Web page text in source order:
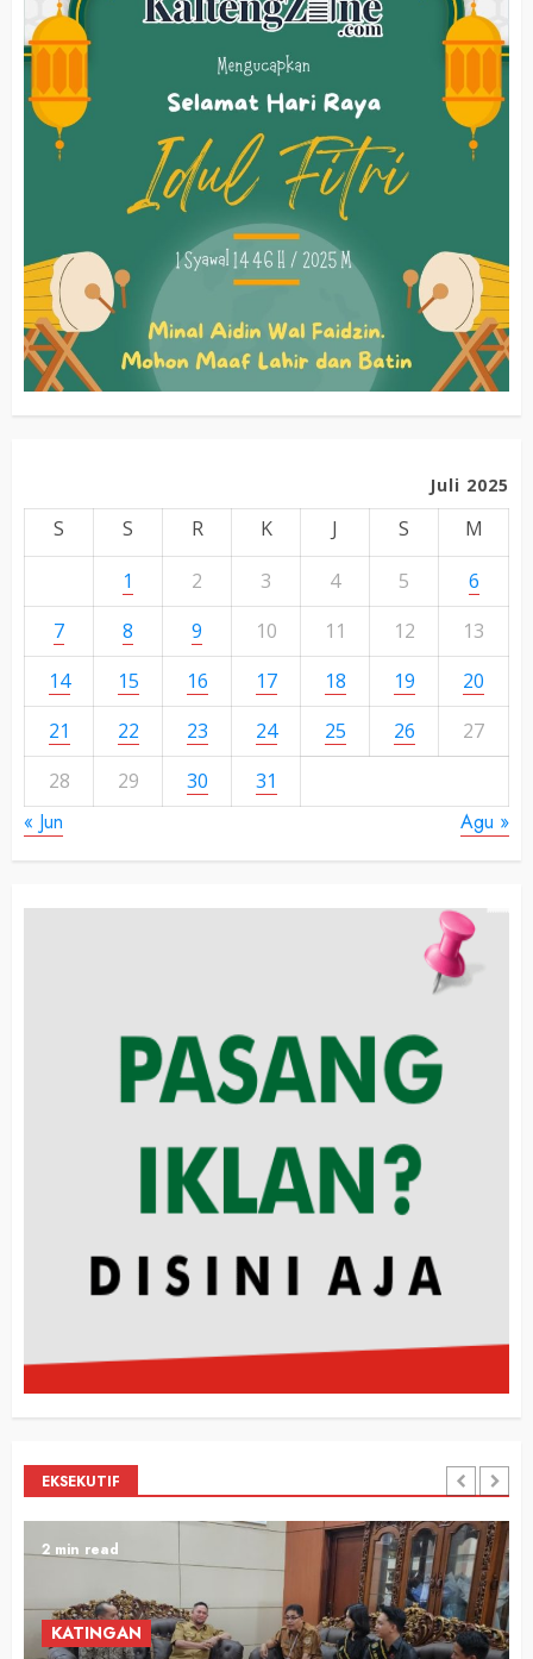
Juli 2025
S S R K J S
M
1
2 3 4 5
6
7
8 9 10 11 12
13
14
15 16 17 18 19
20
21
22 23 24 25 26
27
28
29 30 31
« Jun Agu »
EKSEKUTIF
2 min read
KATINGAN